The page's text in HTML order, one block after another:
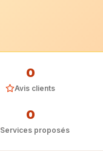
0
Avis clients
0
Services proposés